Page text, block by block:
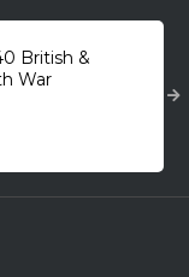
British &
War